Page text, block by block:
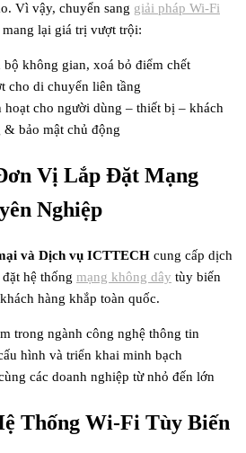
Vì vậy, chuyển sang giải pháp Wi-Fi
mang lại giá trị vượt trội:
bộ không gian, xoá bỏ điểm chết
cho di chuyển liên tầng
hoạt cho người dùng – thiết bị – khách
bảo mật chủ động
Vị Lắp Đặt Mạng
Nghiệp
và Dịch vụ ICTTECH cung cấp dịch
hệ thống mạng không dây tùy biến
hàng khắp toàn quốc.
trong ngành công nghệ thông tin
hình và triển khai minh bạch
các doanh nghiệp từ nhỏ đến lớn
Thống Wi-Fi Tùy Biến